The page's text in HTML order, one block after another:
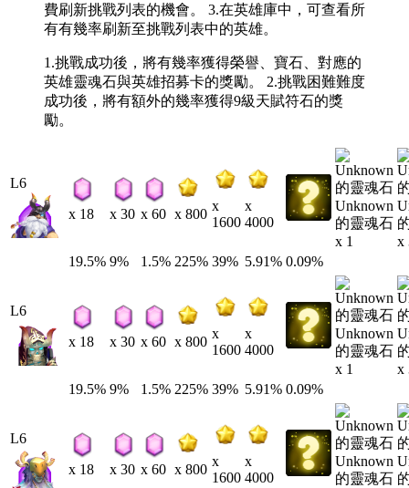
費刷新挑戰列表的機會。 3.在英雄庫中，可查看所
有有幾率刷新至挑戰列表中的英雄。
1.挑戰成功後，將有幾率獲得榮譽、寶石、對應的
英雄靈魂石與英雄招募卡的獎勵。 2.挑戰困難難度
成功後，將有額外的幾率獲得9級天賦符石的獎
勵。
L6
x 18 x 30 x 60 x 800
x
1600
x
4000
Unknown
的靈魂石
x 1
x
19.5% 9% 1.5% 225% 39% 5.91% 0.09%
L6
x 18 x 30 x 60 x 800
x
1600
x
4000
Unknown
的靈魂石
x 1
x
19.5% 9% 1.5% 225% 39% 5.91% 0.09%
L6
x 18 x 30 x 60 x 800
x
1600
x
4000
Unknown
的靈魂石